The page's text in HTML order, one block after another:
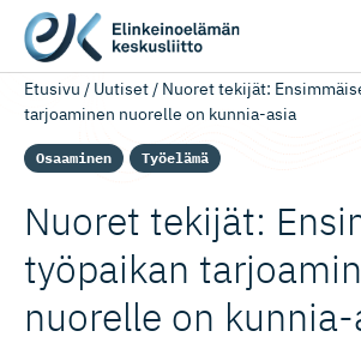
Etusivu / Uutiset/ Nuoret tekijät:
tarjoaminen nuorelle on kunnia-asia
Osaaminen Työelämä
Nuoret tekijät:
työpaikan
nuorelle on